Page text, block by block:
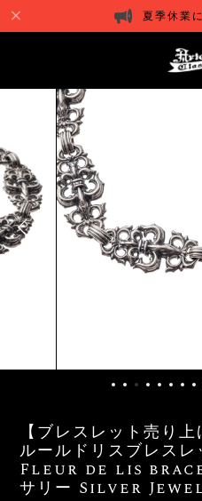
夏季休業
【ブレスレット売り
ルールドリスブレス
Fleur de lis
サリー Silver